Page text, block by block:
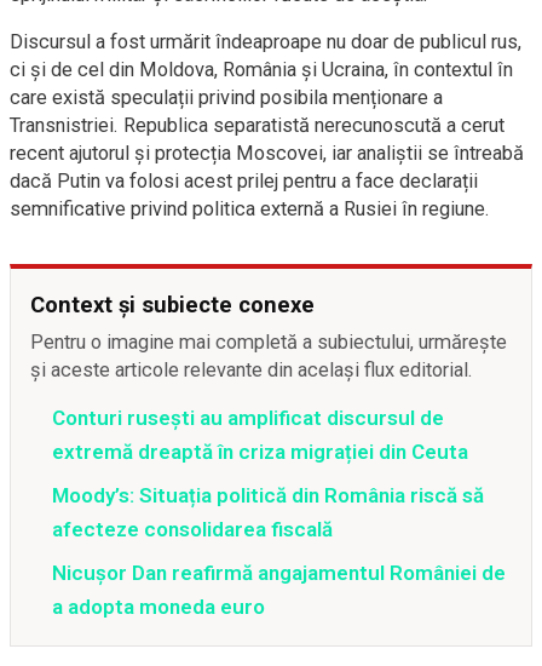
Discursul a fost urmărit îndeaproape nu doar de publicul rus,
ci și de cel din Moldova, România și Ucraina, în contextul în
care există speculații privind posibila menționare a
Transnistriei. Republica separatistă nerecunoscută a cerut
recent ajutorul și protecția Moscovei, iar analiștii se întreabă
dacă Putin va folosi acest prilej pentru a face declarații
semnificative privind politica externă a Rusiei în regiune.
Context și subiecte conexe
Pentru o imagine mai completă a subiectului, urmărește
și aceste articole relevante din același flux editorial.
Conturi rusești au amplificat discursul de
extremă dreaptă în criza migrației din Ceuta
Moody’s: Situația politică din România riscă să
afecteze consolidarea fiscală
Nicușor Dan reafirmă angajamentul României de
a adopta moneda euro